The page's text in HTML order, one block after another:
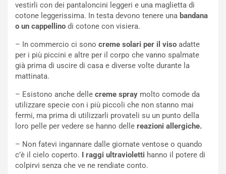
vestirli con dei pantaloncini leggeri e una maglietta di
cotone leggerissima. In testa devono tenere una bandana
o un cappellino di cotone con visiera.
– In commercio ci sono creme solari per il viso adatte
per i più piccini e altre per il corpo che vanno spalmate
già prima di uscire di casa e diverse volte durante la
mattinata.
– Esistono anche delle creme spray molto comode da
utilizzare specie con i più piccoli che non stanno mai
fermi, ma prima di utilizzarli provateli su un punto della
loro pelle per vedere se hanno delle reazioni allergiche.
– Non fatevi ingannare dalle giornate ventose o quando
c’è il cielo coperto. I raggi ultravioletti hanno il potere di
colpirvi senza che ve ne rendiate conto.